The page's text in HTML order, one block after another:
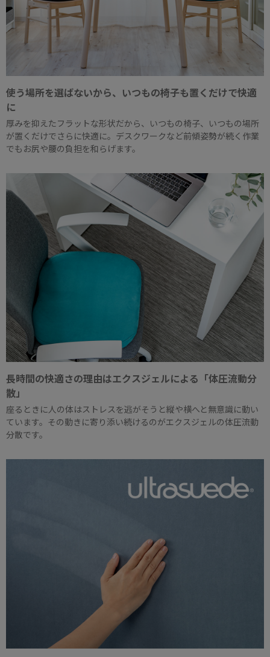
使う場所を選ばないから、いつもの椅子も置くだけで快適
に
厚みを抑えたフラットな形状だから、いつもの椅子、いつもの場所
が置くだけでさらに快適に。デスクワークなど前傾姿勢が続く作業
でもお尻や腰の負担を和らげます。
長時間の快適さの理由はエクスジェルによる「体圧流動分
散」
座るときに人の体はストレスを逃がそうと縦や横へと無意識に動い
ています。その動きに寄り添い続けるのがエクスジェルの体圧流動
分散です。